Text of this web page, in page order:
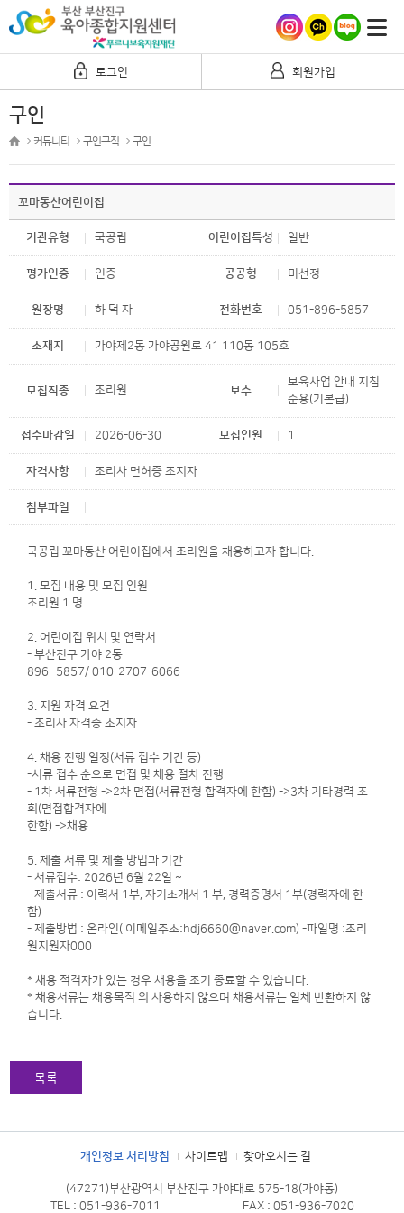
로그인 회원가입
구인
커뮤니티 구인구직 구인
꼬마동산어린이집
기관유형 국공립 어린이집특성 일반
평가인증 인증 공공형 미선정
원장명 하 덕 자 전화번호 051-896-5857
소재지 가야제2동 가야공원로 41 110동 105호
모집직종 조리원 보수
보육사업 안내 지침
준용(기본급)
접수마감일 2026-06-30 모집인원 1
자격사항 조리사 면허증 조지자
첨부파일
국공립 꼬마동산 어린이집에서 조리원을 채용하고자 합니다.
1. 모집 내용 및 모집 인원
조리원 1 명
2. 어린이집 위치 및 연락처
- 부산진구 가야 2동
896 -5857/ 010-2707-6066
3. 지원 자격 요건
- 조리사 자격증 소지자
4. 채용 진행 일정(서류 접수 기간 등)
-서류 접수 순으로 면접 및 채용 절차 진행
- 1차 서류전형 ->2차 면접(서류전형 합격자에 한함) ->3차 기타경력 조
회(면접합격자에
한함) ->채용
5. 제출 서류 및 제출 방법과 기간
- 서류접수: 2026년 6월 22일 ~
- 제출서류 : 이력서 1부, 자기소개서 1 부, 경력증명서 1부(경력자에 한
함)
- 제출방법 : 온라인( 이메일주소:hdj6660@naver.com) -파일명 :조리
원지원자000
* 채용 적격자가 있는 경우 채용을 조기 종료할 수 있습니다.
* 채용서류는 채용목적 외 사용하지 않으며 채용서류는 일체 반환하지 않
습니다.
목록
개인정보 처리방침 사이트맵 찾아오시는 길
(47271)부산광역시 부산진구 가야대로 575-18(가야동)
TEL : 051-936-7011
FAX : 051-936-7020